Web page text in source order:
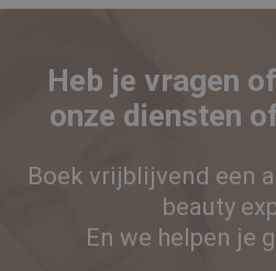
Heb je vragen
onze diensten
Boek vrijblijvend een
beauty
En we helpen je